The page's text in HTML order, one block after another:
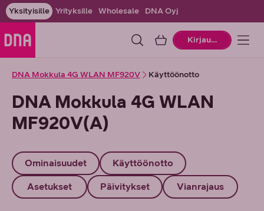
Yksityisille Yrityksille Wholesale DNA Oyj
OstoskoriKirjaudu
DNA Mokkula 4G WLAN MF920V Käyttöönotto
DNA Mokkula 4G WLAN
MF920V(A)
Ominaisuudet Käyttöönotto
Asetukset Päivitykset Vianrajaus